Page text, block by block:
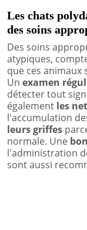
Les chats
des soins
Des soins
atypiques,
que ces animaux
Un examen
détecter tout
également les
l'accumulation
leurs griffes
normale. Une
l'administration
sont aussi